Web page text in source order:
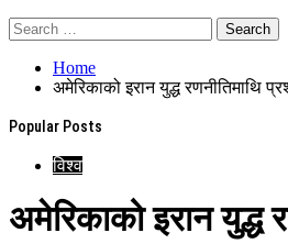
Home
अमेरिकाको इरान युद्ध रणनीतिमाथि
Popular Posts
विश्व
अमेरिकाको इरान युद्ध